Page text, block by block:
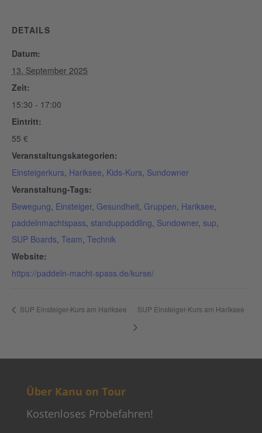
DETAILS
Datum:
13. September 2025
Zeit:
15:30 - 17:00
Eintritt:
55 €
Veranstaltungskategorien:
Einsteigerkurs, Hariksee, Kids-Kurs, Sundowner
Veranstaltung-Tags:
Bewegung, Einsteiger, Gesundheit, Gruppen, Hariksee,
paddelnmachtspass, standuppaddling, Sundowner, sup,
SUP Boards, Team, Technik
Website:
https://paddeln-macht-spass.de/kurse/
SUP Einsteiger-Kurs am Hariksee SUP Einsteiger-Kurs am Hariksee
Über Kanu on Tour
Kostenloses Probefahren!